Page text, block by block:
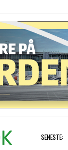
SENESTE: